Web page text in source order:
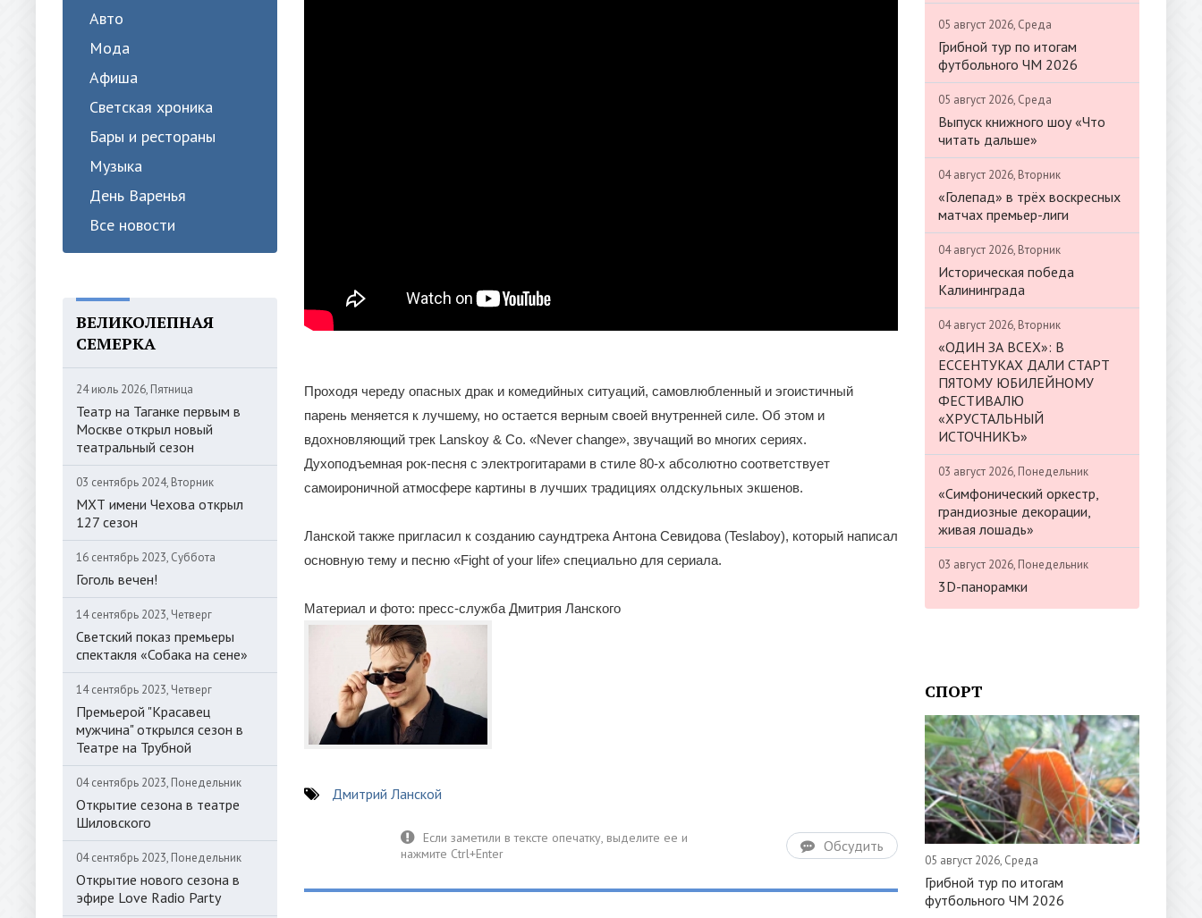
Авто
Мода
Афиша
Светская хроника
Бары и рестораны
Музыка
День Варенья
Все новости
ВЕЛИКОЛЕПНАЯ
СЕМЕРКА
24 июль 2026, Пятница
Театр на Таганке первым в
Москве открыл новый
театральный сезон
03 сентябрь 2024, Вторник
МХТ имени Чехова открыл
127 сезон
16 сентябрь 2023, Суббота
Гоголь вечен!
14 сентябрь 2023, Четверг
Светский показ премьеры
спектакля «Собака на сене»
14 сентябрь 2023, Четверг
Премьерой "Красавец
мужчина" открылся сезон в
Театре на Трубной
04 сентябрь 2023, Понедельник
Открытие сезона в театре
Шиловского
04 сентябрь 2023, Понедельник
Открытие нового сезона в
эфире Love Radio Party
Проходя череду опасных драк и комедийных ситуаций, самовлюбленный и эгоистичный
парень меняется к лучшему, но остается верным своей внутренней силе. Об этом и
вдохновляющий трек Lanskoy & Co. «Never change», звучащий во многих сериях.
Духоподъемная рок-песня с электрогитарами в стиле 80-х абсолютно соответствует
самоироничной атмосфере картины в лучших традициях олдскульных экшенов.
Ланской также пригласил к созданию саундтрека Антона Севидова (Teslaboy), который написал
основную тему и песню «Fight of your life» специально для сериала.
Материал и фото: пресс-служба Дмитрия Ланского
Дмитрий Ланской
Обсудить
05 август 2026, Среда
Грибной тур по итогам
футбольного ЧМ 2026
05 август 2026, Среда
Выпуск книжного шоу «Что
читать дальше»
04 август 2026, Вторник
«Голепад» в трёх воскресных
матчах премьер-лиги
04 август 2026, Вторник
Историческая победа
Калининграда
04 август 2026, Вторник
«ОДИН ЗА ВСЕХ»: В
ЕССЕНТУКАХ ДАЛИ СТАРТ
ПЯТОМУ ЮБИЛЕЙНОМУ
ФЕСТИВАЛЮ
«ХРУСТАЛЬНЫЙ
ИСТОЧНИКЪ»
03 август 2026, Понедельник
«Симфонический оркестр,
грандиозные декорации,
живая лошадь»
03 август 2026, Понедельник
3D-панорамки
СПОРТ
05 август 2026, Среда
Грибной тур по итогам
футбольного ЧМ 2026